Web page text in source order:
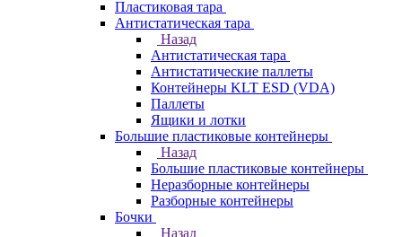
Пластиковая тара
Антистатическая тара
Назад
Антистатическая тара
Антистатические паллеты
Контейнеры KLT ESD (VDA)
Паллеты
Ящики и лотки
Большие пластиковые контейнеры
Назад
Большие пластиковые контейнеры
Неразборные контейнеры
Разборные контейнеры
Бочки
Назад